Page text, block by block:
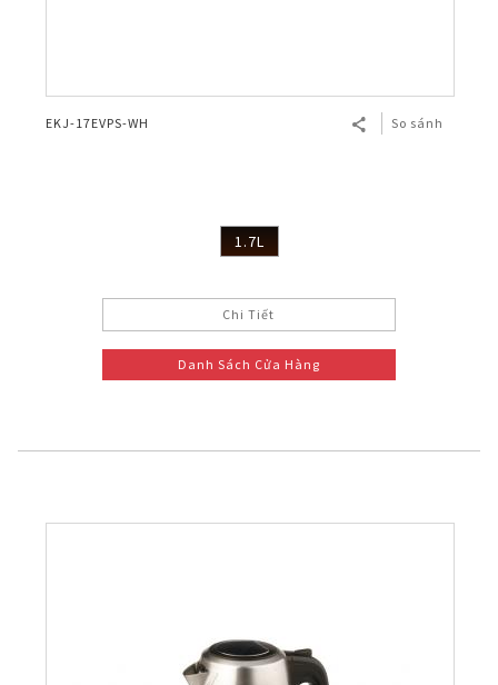
EKJ-17EVPS-WH So sánh
1.7L
Chi Tiết
Danh Sách Cửa Hàng